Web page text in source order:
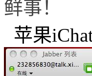
鲜事！
苹果